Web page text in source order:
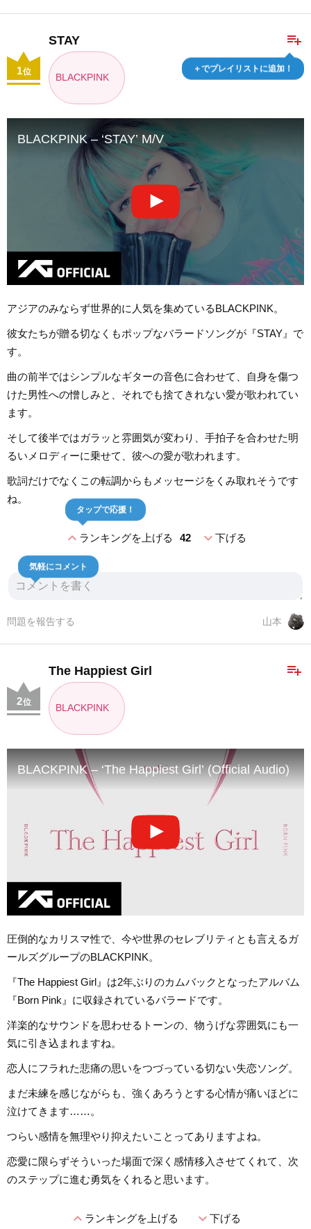
playlist_add
＋でプレイリストに追加！
STAY
BLACKPINK
1位
BLACKPINK – ‘STAY’ M/V
アジアのみならず世界的に人気を集めているBLACKPINK。
彼女たちが贈る切なくもポップなバラードソングが『STAY』で
す。
曲の前半ではシンプルなギターの音色に合わせて、自身を傷つ
けた男性への憎しみと、それでも捨てきれない愛が歌われてい
ます。
そして後半ではガラッと雰囲気が変わり、手拍子を合わせた明
るいメロディーに乗せて、彼への愛が歌われます。
歌詞だけでなくこの転調からもメッセージをくみ取れそうです
ね。
expand_lessランキングを上げる 42
タップで応援！
expand_more下げる
気軽にコメント
山本
問題を報告する
playlist_add
The Happiest Girl
BLACKPINK
2位
BLACKPINK – ‘The Happiest Girl’ (Official Audio)
圧倒的なカリスマ性で、今や世界のセレブリティとも言えるガ
ールズグループのBLACKPINK。
『The Happiest Girl』は2年ぶりのカムバックとなったアルバム
『Born Pink』に収録されているバラードです。
洋楽的なサウンドを思わせるトーンの、物うげな雰囲気にも一
気に引き込まれますね。
恋人にフラれた悲痛の思いをつづっている切ない失恋ソング。
まだ未練を感じながらも、強くあろうとする心情が痛いほどに
泣けてきます……。
つらい感情を無理やり抑えたいことってありますよね。
恋愛に限らずそういった場面で深く感情移入させてくれて、次
のステップに進む勇気をくれると思います。
expand_lessランキングを上げる expand_more下げる